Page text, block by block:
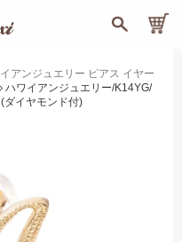
アンジュエリー ピアス イヤー
ハワイアンジュエリー/K14YG/
ダイヤモンド付)